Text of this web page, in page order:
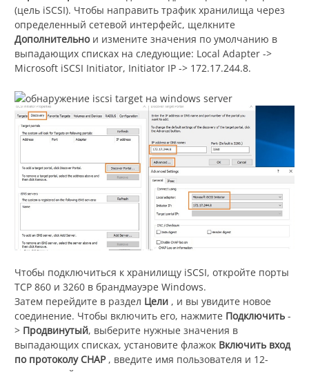
(цель iSCSI). Чтобы направить трафик хранилища через
определенный сетевой интерфейс, щелкните
Дополнительнои измените значения по умолчанию в
выпадающих списках на следующие: Local Adapter ->
Microsoft iSCSI Initiator, Initiator IP -> 172.17.244.8.
Чтобы подключиться к хранилищу iSCSI, откройте порты
TCP 860 и 3260 в брандмауэре Windows.
Затем перейдите в раздел Цели , и вы увидите новое
соединение. Чтобы включить его, нажмите Подключить -
> Продвинутый, выберите нужные значения в
выпадающих списках, установите флажок Включить вход
по протоколу CHAP , введите имя пользователя и 12-